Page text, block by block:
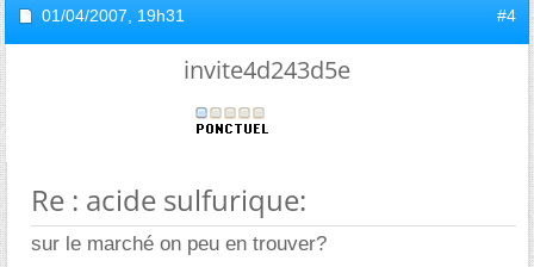
01/04/2007, 19h31 #4
invite4d243d5e
Re : acide sulfurique:
sur le marché on peu en trouver?